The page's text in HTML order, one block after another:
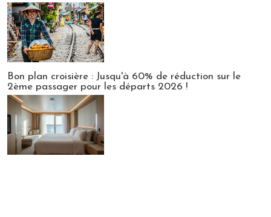
Bon plan croisière : Jusqu'à 60% de réduction sur le
2ème passager pour les départs 2026 !